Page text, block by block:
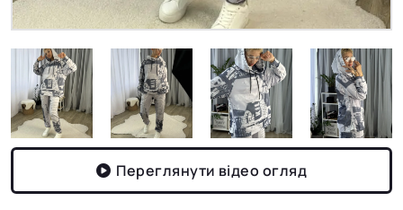
Переглянути відео огляд